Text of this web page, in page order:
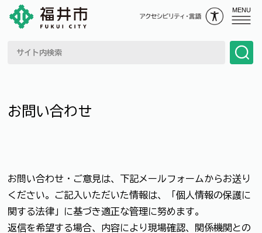
MENU
お問い合わせ
お問い合わせ・ご意見は、下記メールフォームからお送り
ください。ご記入いただいた情報は、「個人情報の保護に
関する法律」に基づき適正な管理に努めます。
返信を希望する場合、内容により現場確認、関係機関との